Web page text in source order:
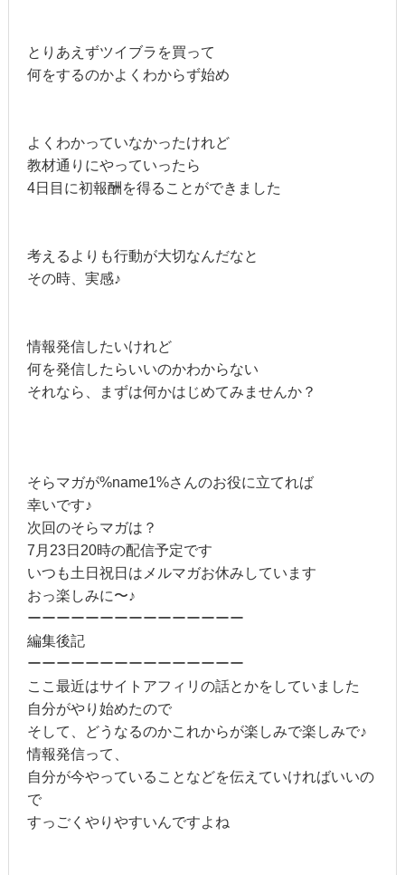
とりあえずツイブラを買って
何をするのかよくわからず始め
よくわかっていなかったけれど
教材通りにやっていったら
4日目に初報酬を得ることができました
考えるよりも行動が大切なんだなと
その時、実感♪
情報発信したいけれど
何を発信したらいいのかわからない
それなら、まずは何かはじめてみませんか？
そらマガが%name1%さんのお役に立てれば
幸いです♪
次回のそらマガは？
7月23日20時の配信予定です
いつも土日祝日はメルマガお休みしています
おっ楽しみに〜♪
ーーーーーーーーーーーーーーー
編集後記
ーーーーーーーーーーーーーーー
ここ最近はサイトアフィリの話とかをしていました
自分がやり始めたので
そして、どうなるのかこれからが楽しみで楽しみで♪
情報発信って、
自分が今やっていることなどを伝えていければいいの
で
すっごくやりやすいんですよね